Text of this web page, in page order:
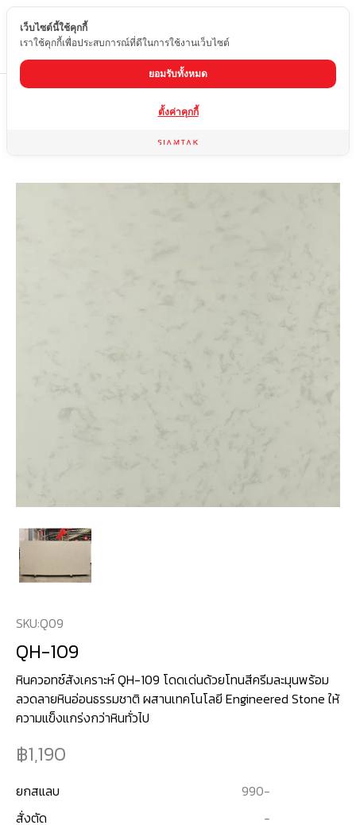
TH
หินควอทซ์
SKU:Q09
QH-109
หินควอทซ์สังเคราะห์ QH-109 โดดเด่นด้วยโทนสีครีมละมุนพร้อม
ลวดลายหินอ่อนธรรมชาติ ผสานเทคโนโลยี Engineered Stone ให้
ความแข็งแกร่งกว่าหินทั่วไป
1,190
ยกสแลบ 990-
สั่งตัด
-
เว็บไซต์นี้ใช้คุกกี้
เราใช้คุกกี้เพื่อประสบการณ์ที่ดีในการใช้งานเว็บไซต์
ยอมรับทั้งหมด
ตั้งค่าคุกกี้